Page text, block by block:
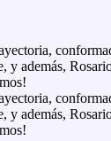
además,
además,